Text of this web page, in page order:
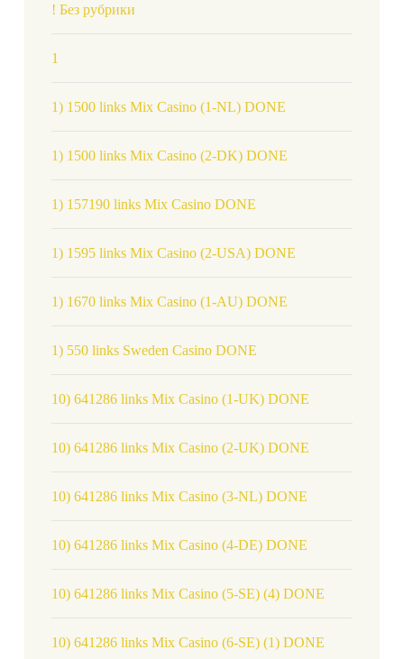
! Без рубрики
1
1) 1500 links Mix Casino (1-NL) DONE
1) 1500 links Mix Casino (2-DK) DONE
1) 157190 links Mix Casino DONE
1) 1595 links Mix Casino (2-USA) DONE
1) 1670 links Mix Casino (1-AU) DONE
1) 550 links Sweden Casino DONE
10) 641286 links Mix Casino (1-UK) DONE
10) 641286 links Mix Casino (2-UK) DONE
10) 641286 links Mix Casino (3-NL) DONE
10) 641286 links Mix Casino (4-DE) DONE
10) 641286 links Mix Casino (5-SE) (4) DONE
10) 641286 links Mix Casino (6-SE) (1) DONE